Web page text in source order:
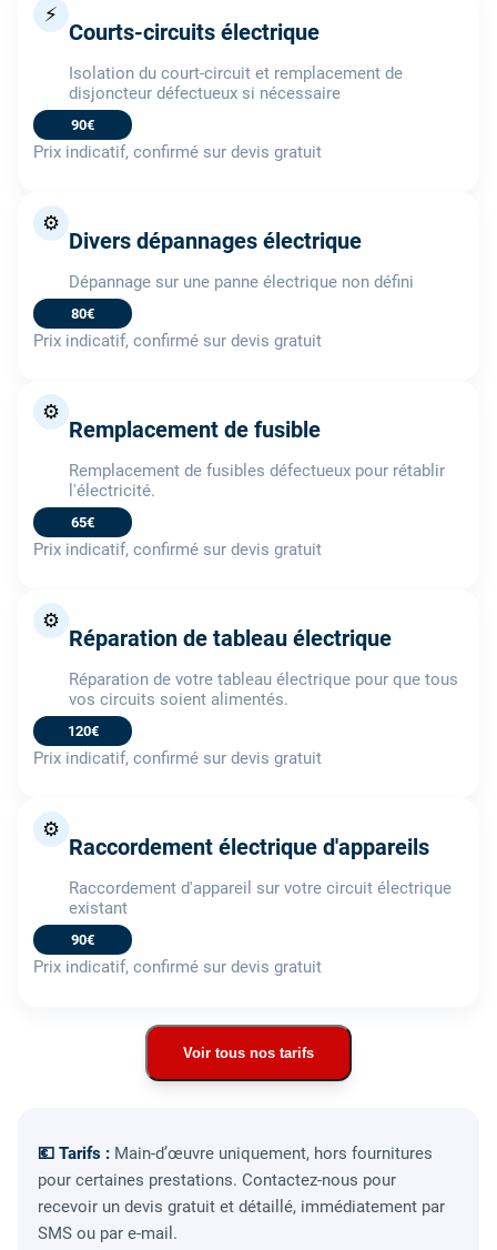
⚡
Courts-circuits électrique
Isolation du court-circuit et remplacement de
disjoncteur défectueux si nécessaire
90€
Prix indicatif, confirmé sur devis gratuit
⚙️
Divers dépannages électrique
Dépannage sur une panne électrique non défini
80€
Prix indicatif, confirmé sur devis gratuit
⚙️
Remplacement de fusible
Remplacement de fusibles défectueux pour rétablir
l'électricité.
65€
Prix indicatif, confirmé sur devis gratuit
⚙️
Réparation de tableau électrique
Réparation de votre tableau électrique pour que tous
vos circuits soient alimentés.
120€
Prix indicatif, confirmé sur devis gratuit
⚙️
Raccordement électrique d'appareils
Raccordement d'appareil sur votre circuit électrique
existant
90€
Prix indicatif, confirmé sur devis gratuit
Voir tous nos tarifs
💶 Tarifs : Main-d’œuvre uniquement, hors fournitures
pour certaines prestations. Contactez-nous pour
recevoir un devis gratuit et détaillé, immédiatement par
SMS ou par e-mail.